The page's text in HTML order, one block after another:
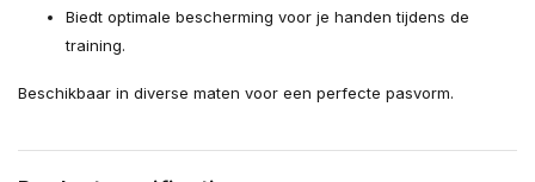
Biedt optimale bescherming voor je handen tijdens de
training.
Beschikbaar in diverse maten voor een perfecte pasvorm.